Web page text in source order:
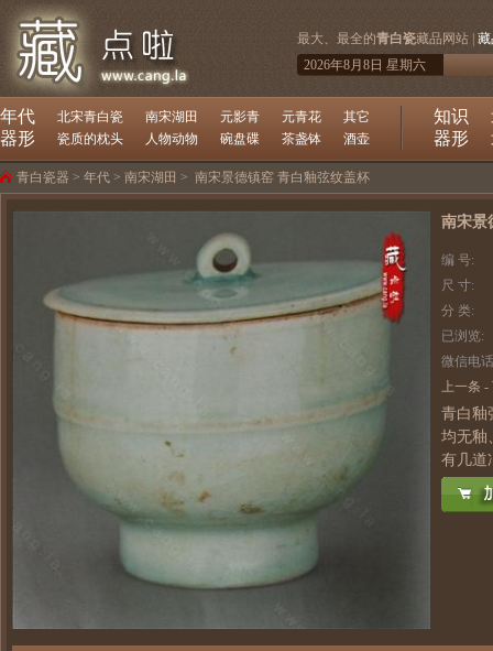
最大、最全的青白瓷藏品网站 |
2026年8月8日 星期六
年代 北宋青白瓷 南宋湖田 元影青 元青花 其它
器形 瓷质的枕头 人物动物 碗盘碟 茶盏钵 酒壶
知识
器形
青白瓷器 > 年代 > 南宋湖田 > 南宋景德镇窑 青白釉弦纹盖杯
南宋景
编 号:
尺 寸:
分 类:
已浏览:
微信电
上一条 -
青白釉
均无釉
有几道